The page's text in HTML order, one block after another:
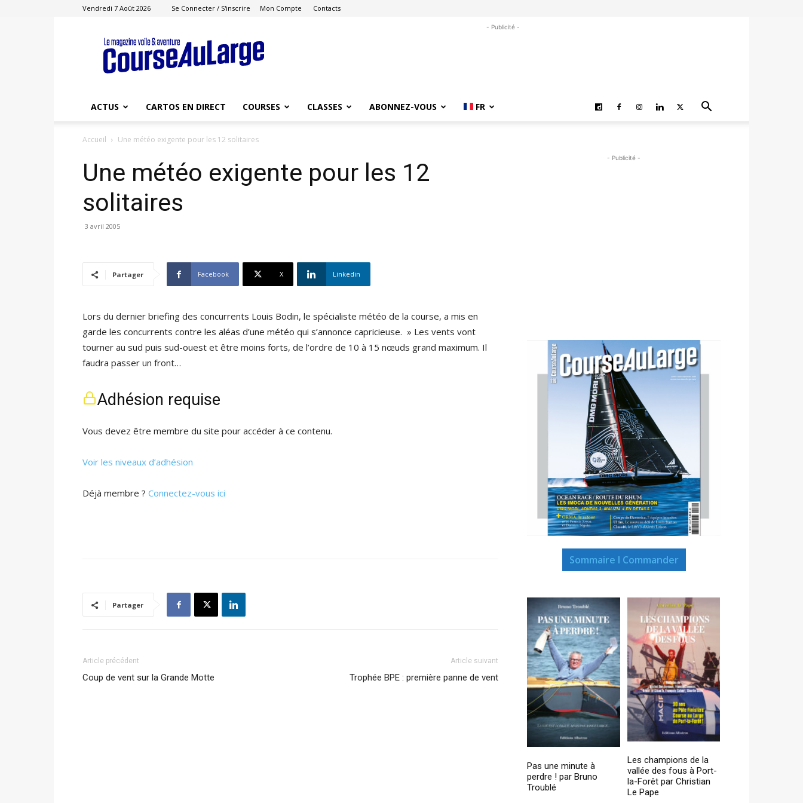
Vendredi 7 Août 2026 Se Connecter / S'inscrire Mon Compte Contacts
Course
au
Large
- Publicité -
ACTUS CARTOS EN DIRECT COURSES CLASSES ABONNEZ-VOUS FR
Accueil Une météo exigente pour les 12 solitaires
Une météo exigente pour les 12
solitaires
3 avril 2005
Partager Facebook X Linkedin
Lors du dernier briefing des concurrents Louis Bodin, le spécialiste météo de la course, a mis en
garde les concurrents contre les aléas d’une météo qui s’annonce capricieuse. » Les vents vont
tourner au sud puis sud-ouest et être moins forts, de l’ordre de 10 à 15 nœuds grand maximum. Il
faudra passer un front…
Adhésion requise
Vous devez être membre du site pour accéder à ce contenu.
Voir les niveaux d’adhésion
Déjà membre ? Connectez-vous ici
Partager
Article précédent
Coup de vent sur la Grande Motte
Article suivant
Trophée BPE : première panne de vent
- Publicité -
Sommaire I Commander
Pas une minute à
perdre ! par Bruno
Troublé
Les champions de la
vallée des fous à Port-
la-Forêt par Christian
Le Pape